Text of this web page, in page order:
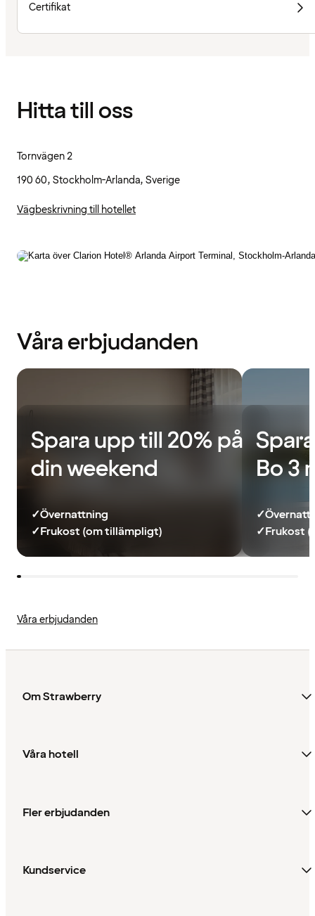
Certifikat
Hitta till oss
Tornvägen 2
190 60, Stockholm-Arlanda, Sverige
Vägbeskrivning till hotellet
Våra erbjudanden
Spara upp till 20% på
din weekend
✓Övernattning
✓Frukost (om tillämpligt)
Bo 3
✓
✓Frukost
Våra erbjudanden
Om Strawberry
Våra hotell
Fler erbjudanden
Kundservice